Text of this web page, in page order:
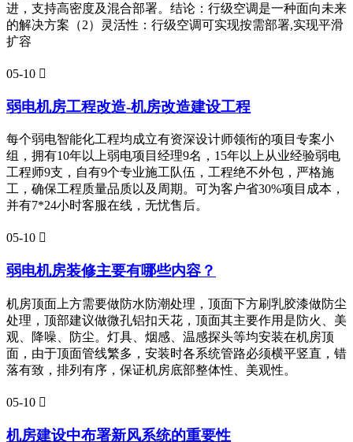
进，支持高密度及混合部署。结论：行级空调是一种面向未来
的解决方案（2）灵活性：行级空调可实现按需部署,实现平滑
扩容
05-10 
弱电机房工程改造-机房改造建设工程
每个弱电智能化工程均成立有资深设计师领衔的项目专案小
组，拥有10年以上弱电项目经理9名，15年以上从业经验弱电
工程师9支，自有9个专业施工队伍，工程绝不外包，严格施
工，确保工程质量品质以及周期。可为客户省30%项目成本，
并有7*24小时客服在线，无忧售后。
05-10 
弱电机房装修主要有哪些内容？
机房顶面上方需要做防水防潮处理，顶面下方刷乳胶漆做防尘
处理，顶部建议做微孔铝扣天花，顶面其主要作用是防火、美
观、降噪、防尘。灯具、烟感、温感探头等均安装在机房顶
面，由于顶面管线繁多，安装时各系统管路必须横平竖直，错
落有致，排列有序，保证机房底部整体性、美观性。
05-10 
机房建设中布署新风系统的重要性